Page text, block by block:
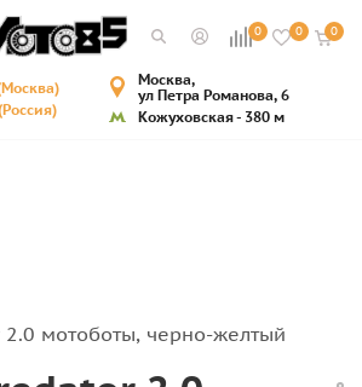
0 0 0
Москва,
ул Петра Романова, 6
Кожуховская - 380 м
2.0 мотоботы, черно-желтый